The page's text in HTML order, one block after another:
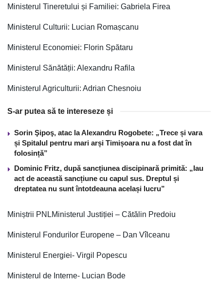
Ministerul Tineretului și Familiei: Gabriela Firea
Ministerul Culturii: Lucian Romașcanu
Ministerul Economiei: Florin Spătaru
Ministerul Sănătății: Alexandru Rafila
Ministerul Agriculturii: Adrian Chesnoiu
S-ar putea să te intereseze și
Sorin Şipoş, atac la Alexandru Rogobete: „Trece și vara
și Spitalul pentru mari arși Timișoara nu a fost dat în
folosință”
Dominic Fritz, după sancțiunea discipinară primită: „Iau
act de această sancțiune cu capul sus. Dreptul și
dreptatea nu sunt întotdeauna același lucru”
Miniștrii PNLMinisterul Justiției – Cătălin Predoiu
Ministerul Fondurilor Europene – Dan Vîlceanu
Ministerul Energiei- Virgil Popescu
Ministerul de Interne- Lucian Bode